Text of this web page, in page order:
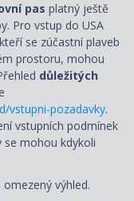
pas platný ještě
Pro vstup do USA
se zúčastní plaveb
prostoru, mohou
důležitých
vstupni-pozadavky.
vstupních podmínek
se mohou kdykoli
výhled.